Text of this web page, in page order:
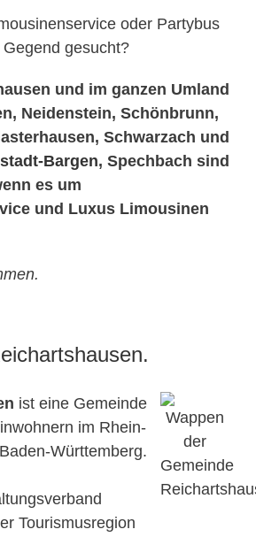
oder Partybus
gesucht?
und im ganzen Umland
Neidenstein, Schönbrunn,
Schwarzach und
Bargen, Spechbach sind
es um
und Luxus Limousinen
ist eine Gemeinde
im Rhein-
Württemberg.
Tourismusregion